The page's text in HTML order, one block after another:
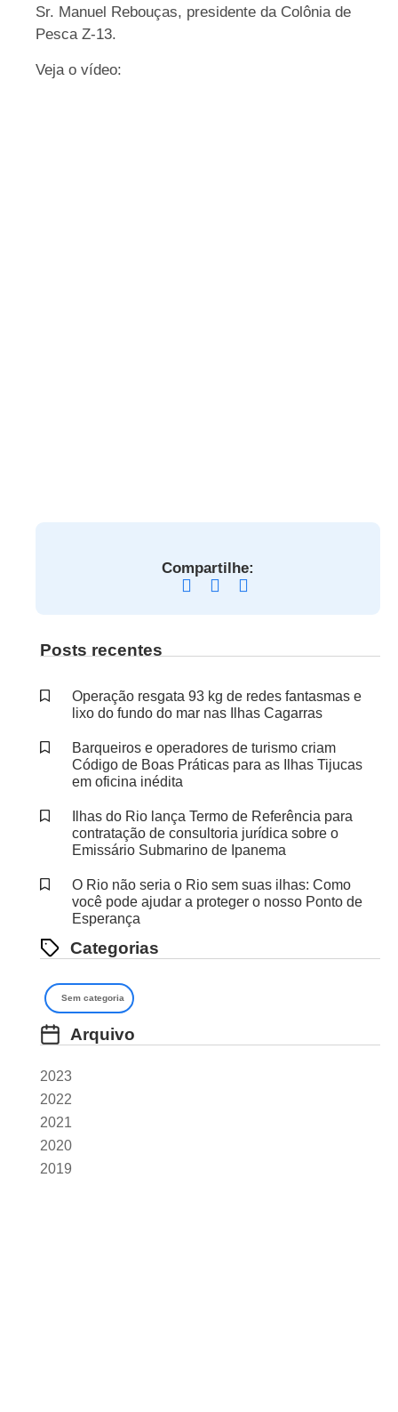
Sr. Manuel Rebouças, presidente da Colônia de
Pesca Z-13.
Veja o vídeo:
Compartilhe:
Posts recentes
Operação resgata 93 kg de redes fantasmas e
lixo do fundo do mar nas Ilhas Cagarras
Barqueiros e operadores de turismo criam
Código de Boas Práticas para as Ilhas Tijucas
em oficina inédita
Ilhas do Rio lança Termo de Referência para
contratação de consultoria jurídica sobre o
Emissário Submarino de Ipanema
O Rio não seria o Rio sem suas ilhas: Como
você pode ajudar a proteger o nosso Ponto de
Esperança
Categorias
Sem categoria
Arquivo
2023
2022
2021
2020
2019